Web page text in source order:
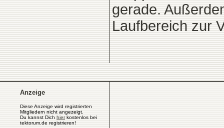
gerade.
Laufbereich zur
Anzeige
Diese Anzeige wird registrierten
Mitgliedern nicht angezeigt.
Du kannst Dich hierkostenlos bei
tektorum.de registrieren!